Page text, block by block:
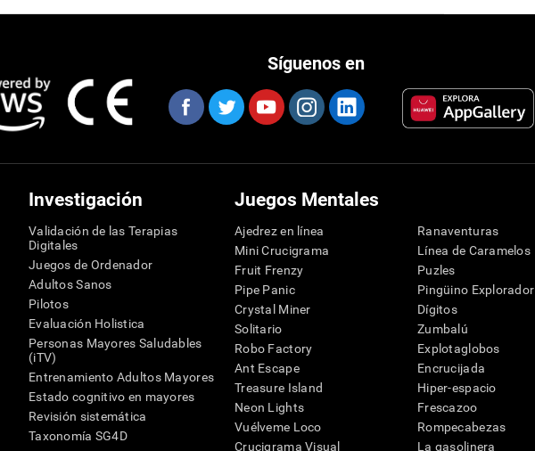
Síguenos en
Investigación
Validación de las Terapias
Digitales
Juegos de Ordenador
Adultos Sanos
Pilotos
Evaluación Holistica
Personas Mayores Saludables
(iTV)
Entrenamiento Adultos Mayores
Estado cognitivo en mayores
Revisión sistemática
Taxonomía SG4D
Juegos Mentales
Ajedrez en línea
Mini Crucigrama
Fruit Frenzy
Pipe Panic
Crystal Miner
Solitario
Robo Factory
Ant Escape
Treasure Island
Neon Lights
Vuélveme Loco
Crucigrama Visual
Ranaventuras
Línea de Caramelos
Puzles
Pingüino Explorador
Dígitos
Zumbalú
Explotaglobos
Encrucijada
Hiper-espacio
Frescazoo
Rompecabezas
La gasolinera